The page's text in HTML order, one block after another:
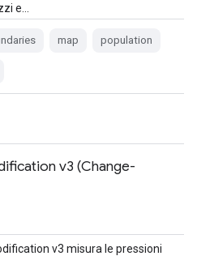
e…
map population
v3 (Change-
v3 misura le pressioni